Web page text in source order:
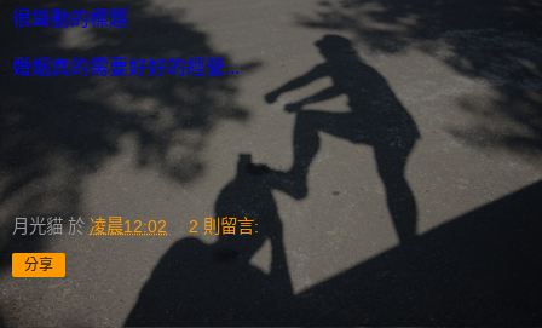
很聳動的標題
婚姻真的需要好好的經營...
月光貓 於 凌晨12:02 2 則留言:
分享